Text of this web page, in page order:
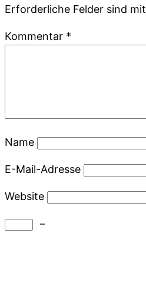
Erforderliche Felder sind mit
Kommentar *
Name
E-Mail-Adresse
Website
−